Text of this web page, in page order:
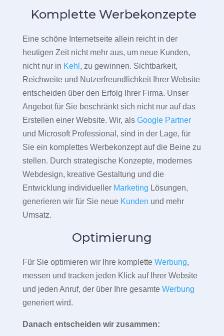
Komplette Werbekonzepte
Eine schöne Internetseite allein reicht in der
heutigen Zeit nicht mehr aus, um neue Kunden,
nicht nur in Kehl , zu gewinnen. Sichtbarkeit,
Reichweite und Nutzerfreundlichkeit Ihrer Website
entscheiden über den Erfolg Ihrer Firma. Unser
Angebot für Sie beschränkt sich nicht nur auf das
Erstellen einer Website. Wir, als Google Partner
und Microsoft Professional, sind in der Lage, für
Sie ein komplettes Werbekonzept auf die Beine zu
stellen. Durch strategische Konzepte, modernes
Webdesign, kreative Gestaltung und die
Entwicklung individueller Marketing Lösungen,
generieren wir für Sie neue Kunden und mehr
Umsatz.
Optimierung
Für Sie optimieren wir Ihre komplette Werbung,
messen und tracken jeden Klick auf Ihrer Website
und jeden Anruf, der über Ihre gesamte Werbung
generiert wird.
Danach entscheiden wir zusammen: